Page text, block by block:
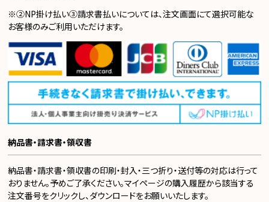
※②NP掛け払い③請求書払いについては、注文画面にて選択可能な
お客様のみご利用いただけます。
納品書・請求書・領収書
納品書・請求書・領収書の印刷・封入・三つ折り・送付等の対応は行って
おりません。予めご了承ください。マイページの購入履歴から該当する
注文番号をクリックし、ダウンロードをお願いいたします。